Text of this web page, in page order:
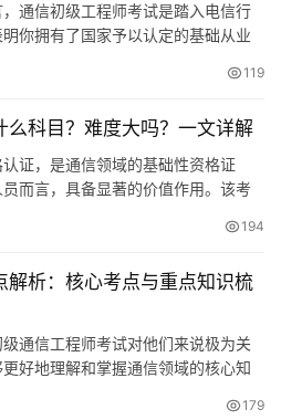
通信初级工程师考试是踏入电信行
你拥有了国家予以认定的基础从业
119
么科目？难度大吗？一文详解
证，是通信领域的基础性资格证
而言，具备显著的价值作用。该考
194
解析：核心考点与重点知识梳
通信工程师考试对他们来说极为关
好地理解和掌握通信领域的核心知
179